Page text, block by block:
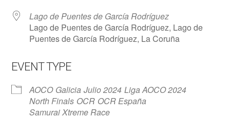
Lago de Puentes de García Rodríguez
Lago de Puentes de García Rodríguez, Lago de
Puentes de García Rodríguez, La Coruña
EVENT TYPE
AOCO Galicia Julio 2024 Liga AOCO 2024
North Finals OCR OCR España
Samurai Xtreme Race